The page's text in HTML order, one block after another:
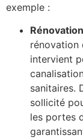
exemple :
rénovation
intervient
sanitaires.
sollicité
les portes